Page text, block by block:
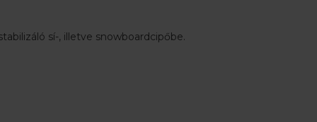
sí-, illetve snowboardcipőbe.